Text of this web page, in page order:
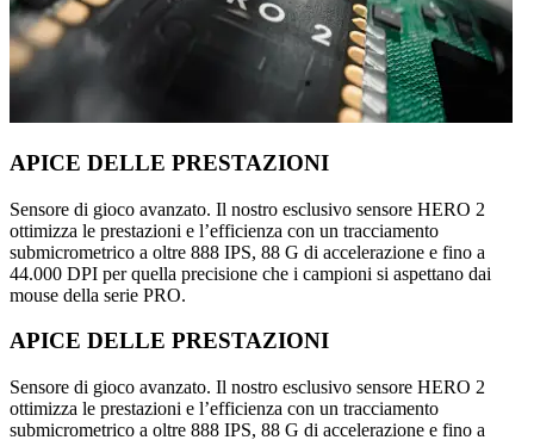
APICE DELLE PRESTAZIONI
Sensore di gioco avanzato. Il nostro esclusivo sensore HERO 2
ottimizza le prestazioni e l’efficienza con un tracciamento
submicrometrico a oltre 888 IPS, 88 G di accelerazione e fino a
44.000 DPI per quella precisione che i campioni si aspettano dai
mouse della serie PRO.
APICE DELLE PRESTAZIONI
Sensore di gioco avanzato. Il nostro esclusivo sensore HERO 2
ottimizza le prestazioni e l’efficienza con un tracciamento
submicrometrico a oltre 888 IPS, 88 G di accelerazione e fino a